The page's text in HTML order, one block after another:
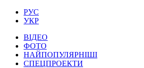
РУС
УКР
ВІДЕО
ФОТО
НАЙПОПУЛЯРНІШІ
СПЕЦПРОЕКТИ